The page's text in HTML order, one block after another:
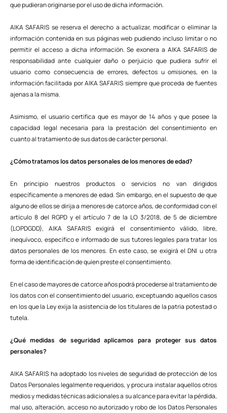
que pudieran originarse por el uso de dicha información.
AIKA SAFARIS se reserva el derecho a actualizar, modificar o eliminar la
información contenida en sus páginas web pudiendo incluso limitar o no
permitir el acceso a dicha información. Se exonera a AIKA SAFARIS de
responsabilidad ante cualquier daño o perjuicio que pudiera sufrir el
usuario como consecuencia de errores, defectos u omisiones, en la
información facilitada por AIKA SAFARIS siempre que proceda de fuentes
ajenas a la misma.
Asimismo, el usuario certifica que es mayor de 14 años y que posee la
capacidad legal necesaria para la prestación del consentimiento en
cuanto al tratamiento de sus datos de carácter personal.
¿Cómo tratamos los datos personales de los menores de edad?
En principio nuestros productos o servicios no van dirigidos
específicamente a menores de edad. Sin embargo, en el supuesto de que
alguno de ellos se dirija a menores de catorce años, de conformidad con el
artículo 8 del RGPD y el artículo 7 de la LO 3/2018, de 5 de diciembre
(LOPDGDD), AIKA SAFARIS exigirá el consentimiento válido, libre,
inequívoco, específico e informado de sus tutores legales para tratar los
datos personales de los menores. En este caso, se exigirá el DNI u otra
forma de identificación de quien preste el consentimiento.
En el caso de mayores de catorce años podrá procederse al tratamiento de
los datos con el consentimiento del usuario, exceptuando aquellos casos
en los que la Ley exija la asistencia de los titulares de la patria potestad o
tutela.
¿Qué medidas de seguridad aplicamos para proteger sus datos
personales?
AIKA SAFARIS ha adoptado los niveles de seguridad de protección de los
Datos Personales legalmente requeridos, y procura instalar aquellos otros
medios y medidas técnicas adicionales a su alcance para evitar la pérdida,
mal uso, alteración, acceso no autorizado y robo de los Datos Personales